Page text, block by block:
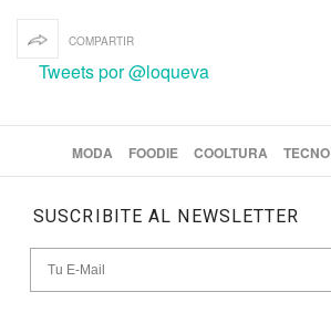
COMPARTIR
Tweets por @loqueva
MODA FOODIE COOLTURA TECNO
SUSCRIBITE AL NEWSLETTER